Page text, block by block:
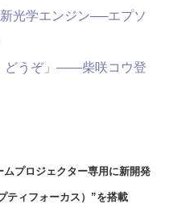
光学エンジン──エプソ
どうぞ」――柴咲コウ登
プロジェクター専用に新開発
ティフォーカス）”を搭載